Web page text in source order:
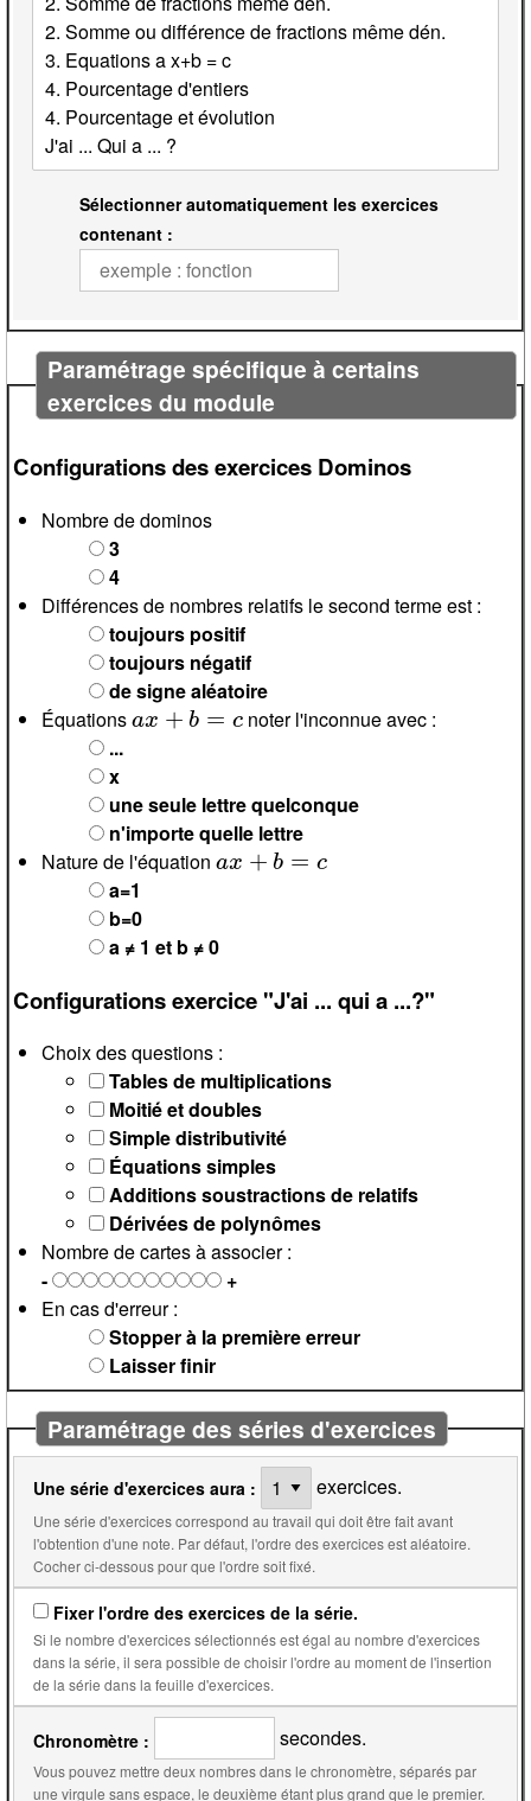
Sélectionner automatiquement les exercices
contenant :
Paramétrage spécifique à certains
exercices du module
Configurations des exercices Dominos
Nombre de dominos
3
4
Différences de nombres relatifs le second terme est :
toujours positif
toujours négatif
de signe aléatoire
Équations
ax+b=c
noter l'inconnue avec :
...
x
une seule lettre quelconque
n'importe quelle lettre
Nature de l'équation
ax+b=c
a=1
b=0
a ≠ 1 et b ≠ 0
Configurations exercice "J'ai ... qui a ...?"
Choix des questions :
Tables de multiplications
Moitié et doubles
Simple distributivité
Équations simples
Additions soustractions de relatifs
Dérivées de polynômes
Nombre de cartes à associer :
-
+
En cas d'erreur :
Stopper à la première erreur
Laisser finir
Paramétrage des séries d'exercices
Une série d'exercices aura : exercices.
Une série d'exercices correspond au travail qui doit être fait avant
l'obtention d'une note. Par défaut, l'ordre des exercices est aléatoire.
Cocher ci-dessous pour que l'ordre soit fixé.
Fixer l'ordre des exercices de la série.
Si le nombre d'exercices sélectionnés est égal au nombre d'exercices
dans la série, il sera possible de choisir l'ordre au moment de l'insertion
de la série dans la feuille d'exercices.
Chronomètre : secondes.
Vous pouvez mettre deux nombres dans le chronomètre, séparés par
une virgule sans espace, le deuxième étant plus grand que le premier.